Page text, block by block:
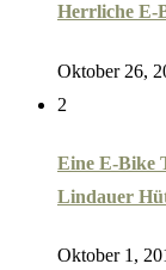
Herrliche E-
Oktober 26,
2
Eine E-Bike
Lindauer
Oktober 1,